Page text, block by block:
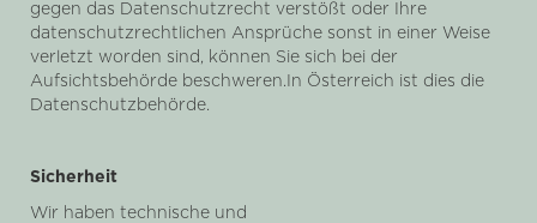
gegen das Datenschutzrecht verstößt oder Ihre
datenschutzrechtlichen Ansprüche sonst in einer Weise
verletzt worden sind, können Sie sich bei der
Aufsichtsbehörde beschweren.In Österreich ist dies die
Datenschutzbehörde.
Sicherheit
Wir haben technische und